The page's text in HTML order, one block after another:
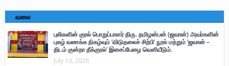
வலை
புலிகளின் குரல் பொறுப்பாளர் திரு. தமிழன்பன் (ஜவான்) அவர்களின்
புகழ் வணக்க நிகழ்வும் ‘விடுதலைச் சிற்பி’ நூல் மற்றும் ‘ஜவான் –
திடம் குன்றா தீக்குரல்’ இசைப்பேழை வெளியீடும்.
July 13, 2026